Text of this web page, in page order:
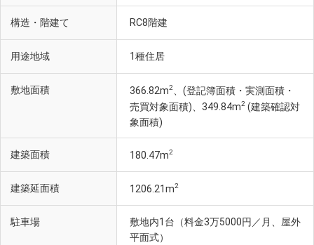
大阪市立美術館(徒歩22分・約1720m)
構造・階建て RC8階建
用途地域 1種住居
敷地面積 366.82m2
、(登記簿面積・実測面積・
売買対象面積)、349.84m2 (建築確認対
象面積)
建築面積 180.47m2
建築延面積 1206.21m2
駐車場
敷地内1台（料金3万5000円／月、屋外
平面式）